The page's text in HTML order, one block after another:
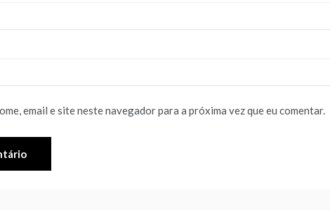
email e site neste navegador para a próxima vez que eu comentar.